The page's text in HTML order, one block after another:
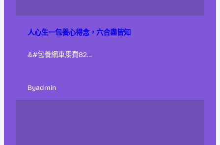
人心生一包養心得念，六合盡皆知
&#包養網車馬費82…
Byadmin